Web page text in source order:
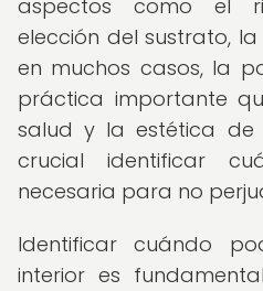
aspectos como el
elección del sustrato,
en muchos casos, la
práctica importante
salud y la estética de
crucial identificar
necesaria para no
Identificar cuándo
interior es